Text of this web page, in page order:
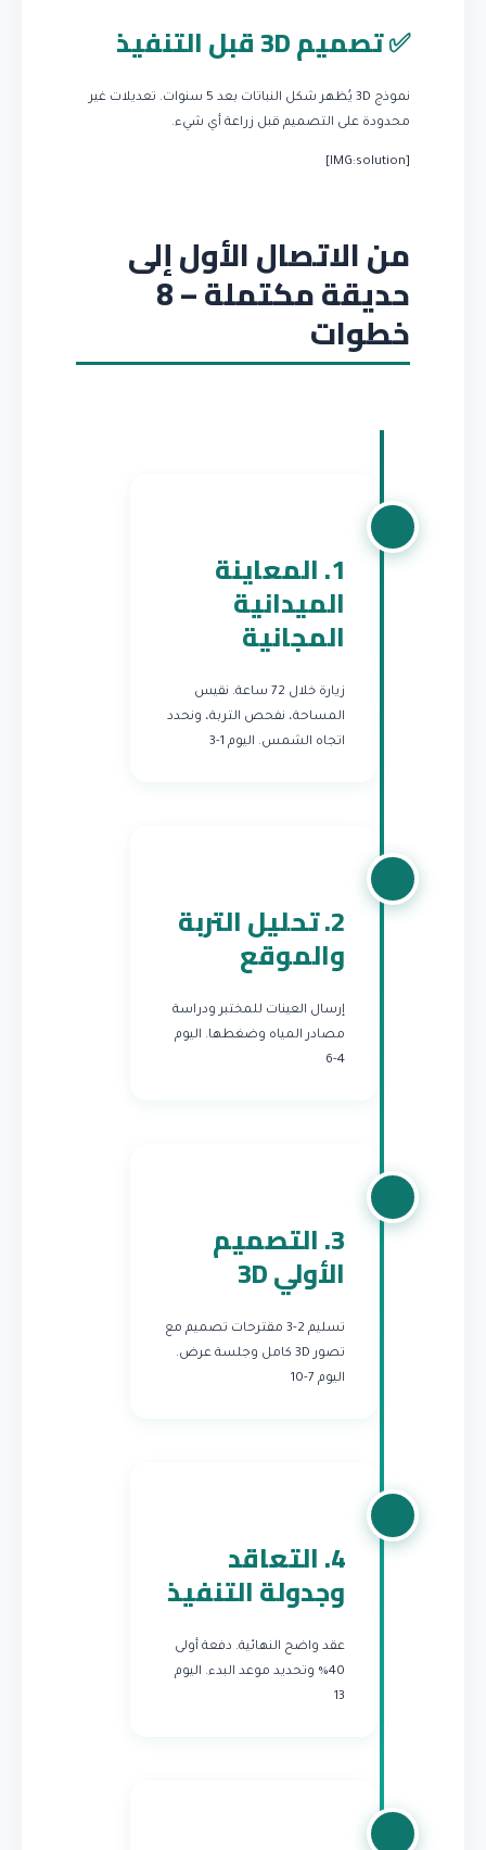
✅ تصميم 3D قبل التنفيذ
نموذج 3D يُظهر شكل النباتات بعد 5 سنوات. تعديلات غير
محدودة على التصميم قبل زراعة أي شيء.
من الاتصال الأول إلى
حديقة مكتملة – 8
خطوات
1. المعاينة
الميدانية
المجانية
زيارة خلال 72 ساعة. نقيس
المساحة، نفحص التربة، ونحدد
اتجاه الشمس. اليوم 1-3
2. تحليل التربة
والموقع
إرسال العينات للمختبر ودراسة
مصادر المياه وضغطها. اليوم
4-6
3. التصميم
الأولي 3D
تسليم 2-3 مقترحات تصميم مع
تصور 3D كامل وجلسة عرض.
اليوم 7-10
4. التعاقد
وجدولة التنفيذ
عقد واضح النهائية. دفعة أولى
40% وتحديد موعد البدء.
اليوم
13